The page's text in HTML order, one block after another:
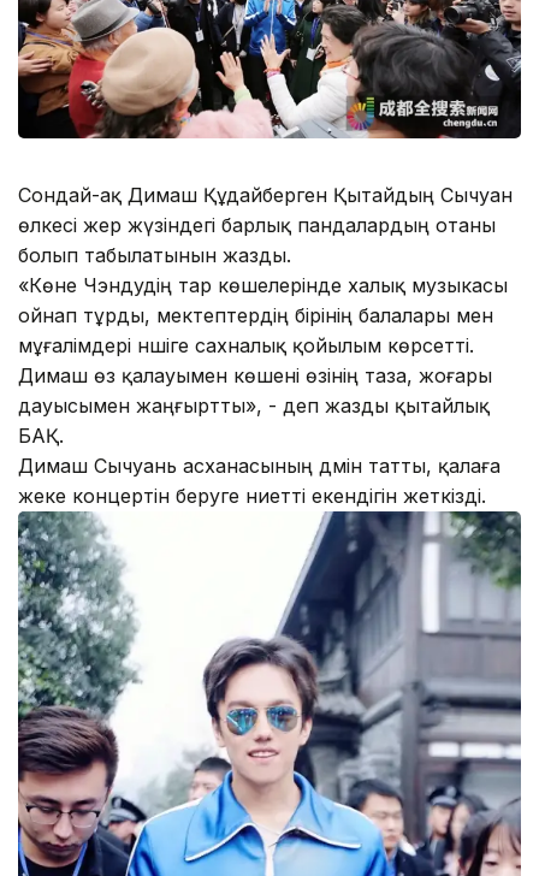
Сондай-ақ Димаш Құдайберген Қытайдың Сычуан
өлкесі жер жүзіндегі барлық пандалардың отаны
болып табылатынын жазды.
«Көне Чэндудің тар көшелерінде халық музыкасы
ойнап тұрды, мектептердің бірінің балалары мен
мұғалімдері әншіге сахналық қойылым көрсетті.
Димаш өз қалауымен көшені өзінің таза, жоғары
дауысымен жаңғыртты», - деп жазды қытайлық
БАҚ.
Димаш Сычуань асханасының дәмін татты, қалаға
жеке концертін беруге ниетті екендігін жеткізді.